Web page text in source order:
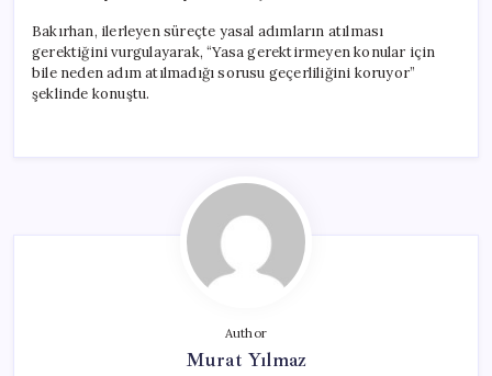
Bakırhan, ilerleyen süreçte yasal adımların atılması
gerektiğini vurgulayarak, “Yasa gerektirmeyen konular için
bile neden adım atılmadığı sorusu geçerliliğini koruyor”
şeklinde konuştu.
Author
Murat Yılmaz